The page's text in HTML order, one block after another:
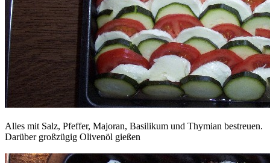
Alles mit Salz, Pfeffer, Majoran, Basilikum und Thymian bestreuen.
Darüber großzügig Olivenöl gießen